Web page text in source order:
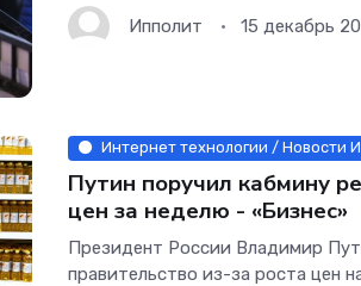
Ипполит 15 декабрь
Интернет технологии / Новости
Путин поручил кабмину
цен за неделю - «Бизнес»
Президент России Владимир
правительство из-за роста цен